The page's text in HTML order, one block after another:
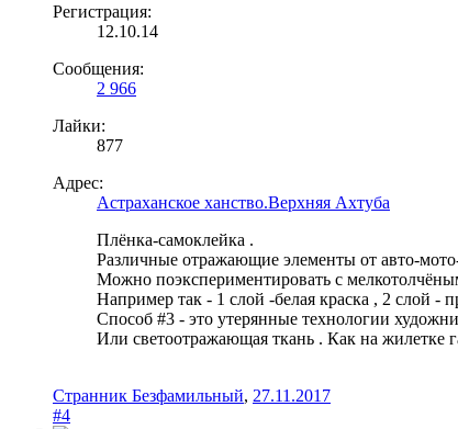
Регистрация:
12.10.14
Сообщения:
2 966
Лайки:
877
Адрес:
Астраханское ханство.Верхняя Ахтуба
Плёнка-самоклейка .
Различные отражающие элементы от авто-
Можно поэкспериментировать с
Например так - 1 слой -белая краска , 2 слой
Способ #3 - это утерянные технологии
Или светоотражающая ткань . Как на жилетке
Странник Безфамильный, 27.11.2017
#4